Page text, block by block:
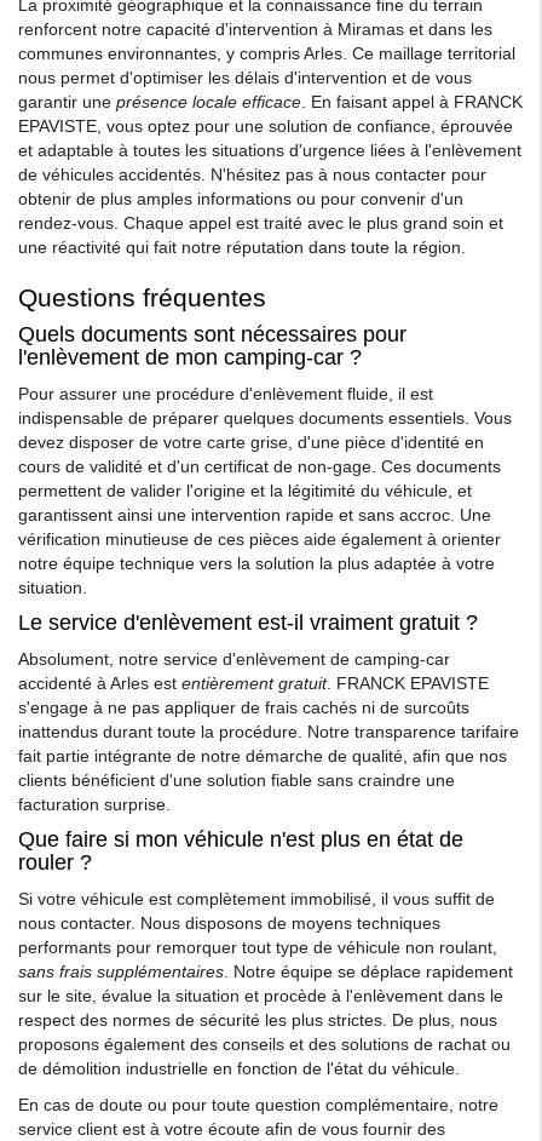
La proximité géographique et la connaissance fine du terrain
renforcent notre capacité d'intervention à Miramas et dans les
communes environnantes, y compris Arles. Ce maillage territorial
nous permet d'optimiser les délais d'intervention et de vous
garantir une présence locale efficace. En faisant appel à FRANCK
EPAVISTE, vous optez pour une solution de confiance, éprouvée
et adaptable à toutes les situations d'urgence liées à l'enlèvement
de véhicules accidentés. N'hésitez pas à nous contacter pour
obtenir de plus amples informations ou pour convenir d'un
rendez-vous. Chaque appel est traité avec le plus grand soin et
une réactivité qui fait notre réputation dans toute la région.
Questions fréquentes
Quels documents sont nécessaires pour
l'enlèvement de mon camping-car ?
Pour assurer une procédure d'enlèvement fluide, il est
indispensable de préparer quelques documents essentiels. Vous
devez disposer de votre carte grise, d'une pièce d'identité en
cours de validité et d'un certificat de non-gage. Ces documents
permettent de valider l'origine et la légitimité du véhicule, et
garantissent ainsi une intervention rapide et sans accroc. Une
vérification minutieuse de ces pièces aide également à orienter
notre équipe technique vers la solution la plus adaptée à votre
situation.
Le service d'enlèvement est-il vraiment gratuit ?
Absolument, notre service d'enlèvement de camping-car
accidenté à Arles est entièrement gratuit. FRANCK EPAVISTE
s'engage à ne pas appliquer de frais cachés ni de surcoûts
inattendus durant toute la procédure. Notre transparence tarifaire
fait partie intégrante de notre démarche de qualité, afin que nos
clients bénéficient d'une solution fiable sans craindre une
facturation surprise.
Que faire si mon véhicule n'est plus en état de
rouler ?
Si votre véhicule est complètement immobilisé, il vous suffit de
nous contacter. Nous disposons de moyens techniques
performants pour remorquer tout type de véhicule non roulant,
sans frais supplémentaires. Notre équipe se déplace rapidement
sur le site, évalue la situation et procède à l'enlèvement dans le
respect des normes de sécurité les plus strictes. De plus, nous
proposons également des conseils et des solutions de rachat ou
de démolition industrielle en fonction de l'état du véhicule.
En cas de doute ou pour toute question complémentaire, notre
service client est à votre écoute afin de vous fournir des